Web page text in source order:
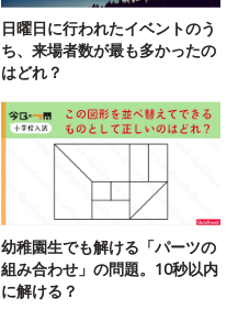
日曜日に行われたイベントのう
ち、来場者数が最も多かったの
はどれ？
幼稚園生でも解ける「パーツの
組み合わせ」の問題。10秒以内
に解ける？